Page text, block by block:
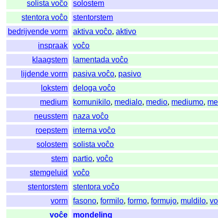
solista voĉo
solostem
stentora voĉo
stentorstem
bedrijvende vorm
aktiva voĉo,aktivo
inspraak
voĉo
klaagstem
lamentada voĉo
lijdende vorm
pasiva voĉo, pasivo
lokstem
deloga voĉo
medium
komunikilo, medialo, medio, mediumo,
neusstem
naza voĉo
roepstem
interna voĉo
solostem
solista voĉo
stem
partio,voĉo
stemgeluid
voĉo
stentorstem
stentora voĉo
vorm
fasono,formilo,formo,formujo, muldilo,
voĉe
mondeling